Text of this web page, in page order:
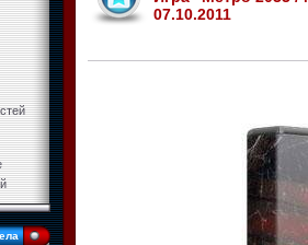
07.10.2011